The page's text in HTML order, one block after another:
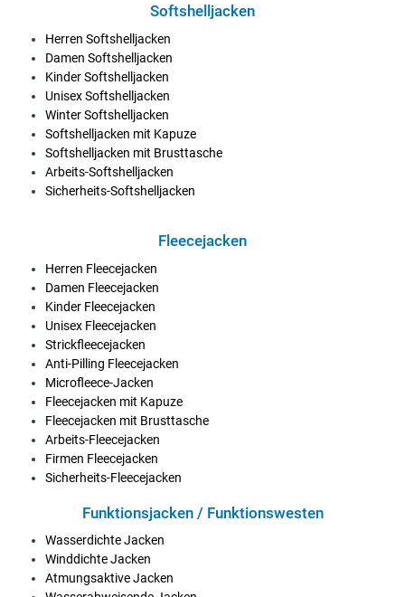
Softshelljacken
Herren Softshelljacken
Damen Softshelljacken
Kinder Softshelljacken
Unisex Softshelljacken
Winter Softshelljacken
Softshelljacken mit Kapuze
Softshelljacken mit Brusttasche
Arbeits-Softshelljacken
Sicherheits-Softshelljacken
Fleecejacken
Herren Fleecejacken
Damen Fleecejacken
Kinder Fleecejacken
Unisex Fleecejacken
Strickfleecejacken
Anti-Pilling Fleecejacken
Microfleece-Jacken
Fleecejacken mit Kapuze
Fleecejacken mit Brusttasche
Arbeits-Fleecejacken
Firmen Fleecejacken
Sicherheits-Fleecejacken
Funktionsjacken / Funktionswesten
Wasserdichte Jacken
Winddichte Jacken
Atmungsaktive Jacken